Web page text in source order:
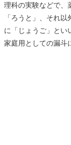
理科の実験などで、
「ろうと」、それ
に「じょうご」とい
家庭用としての漏斗